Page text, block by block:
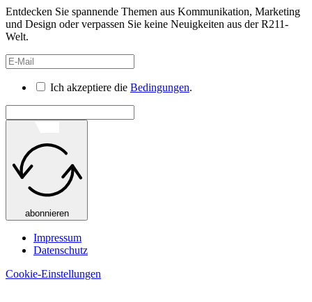
Entdecken Sie spannende Themen aus Kommunikation, Marketing
und Design oder verpassen Sie keine Neuigkeiten aus der R211-
Welt.
Ich akzeptiere die Bedingungen.
abonnieren
Impressum
Datenschutz
Cookie-Einstellungen